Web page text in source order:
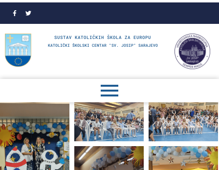
SUSTAV KATOLIČKIH ŠKOLA ZA EUROPU
KATOLIČKI ŠKOLSKI CENTAR "SV. JOSIP" SARAJEVO